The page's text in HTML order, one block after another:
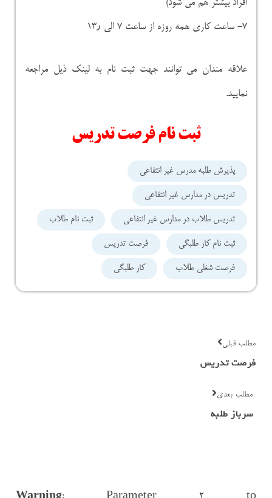
افراد بیشتر هم می شود)
۷- ساعت کاری همه روزه از ساعت ۷ الی ۱۳٫
علاقه مندان می توانند جهت ثبت نام به لینک ذیل مراجعه
نمایید.
ثبت نام فرصت تدریس
پذیرش طلبه مدرس غیر انتفاعی
تدریس در مدارس غیر انتفاعی
تدریس طلاب در مدارس غیر انتفاعی ثبت نام طلاب
ثبت نام کار طلبگی فرصت تدریس
فرصت شغلی طلاب کار طلبگی
مطلب قبلی
فرصت تدریس
مطلب بعدی
سرباز طلبه